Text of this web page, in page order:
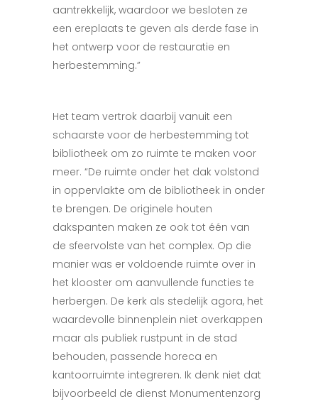
aantrekkelijk, waardoor we besloten ze
een ereplaats te geven als derde fase in
het ontwerp voor de restauratie en
herbestemming.”
Het team vertrok daarbij vanuit een
schaarste voor de herbestemming tot
bibliotheek om zo ruimte te maken voor
meer. “De ruimte onder het dak volstond
in oppervlakte om de bibliotheek in onder
te brengen. De originele houten
dakspanten maken ze ook tot één van
de sfeervolste van het complex. Op die
manier was er voldoende ruimte over in
het klooster om aanvullende functies te
herbergen. De kerk als stedelijk agora, het
waardevolle binnenplein niet overkappen
maar als publiek rustpunt in de stad
behouden, passende horeca en
kantoorruimte integreren. Ik denk niet dat
bijvoorbeeld de dienst Monumentenzorg